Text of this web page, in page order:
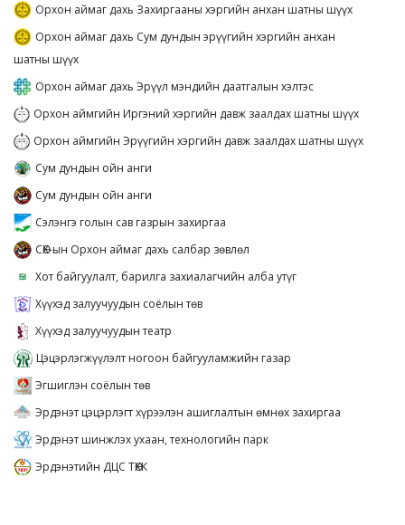
Орхон аймаг дахь Захиргааны хэргийн анхан шатны шүүх
Орхон аймаг дахь Сум дундын эрүүгийн хэргийн анхан
шатны шүүх
Орхон аймаг дахь Эрүүл мэндийн даатгалын хэлтэс
Орхон аймгийн Иргэний хэргийн давж заалдах шатны шүүх
Орхон аймгийн Эрүүгийн хэргийн давж заалдах шатны шүүх
Сум дундын ойн анги
Сум дундын ойн анги
Сэлэнгэ голын сав газрын захиргаа
СӨХ-ын Орхон аймаг дахь салбар зөвлөл
Хот байгуулалт, барилга захиалагчийн алба утүг
Хүүхэд залуучуудын соёлын төв
Хүүхэд залуучуудын театр
Цэцэрлэгжүүлэлт ногоон байгууламжийн газар
Эгшиглэн соёлын төв
Эрдэнэт цэцэрлэгт хүрээлэн ашиглалтын өмнөх захиргаа
Эрдэнэт шинжлэх ухаан, технологийн парк
Эрдэнэтийн ДЦС ТӨХК